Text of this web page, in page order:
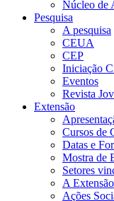
Núcleo de
Pesquisa
A pesquisa
CEUA
CEP
Iniciação
Eventos
Revista
Extensão
Cursos de
Datas e
Mostra de
Setores
A Extensão
Ações